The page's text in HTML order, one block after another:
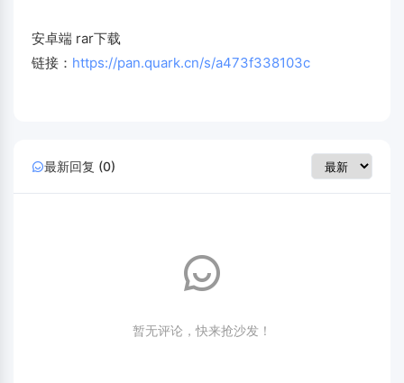
安卓端 rar下载
链接： https://pan.quark.cn/s/a473f338103c
最新回复 (0)
暂无评论，快来抢沙发！